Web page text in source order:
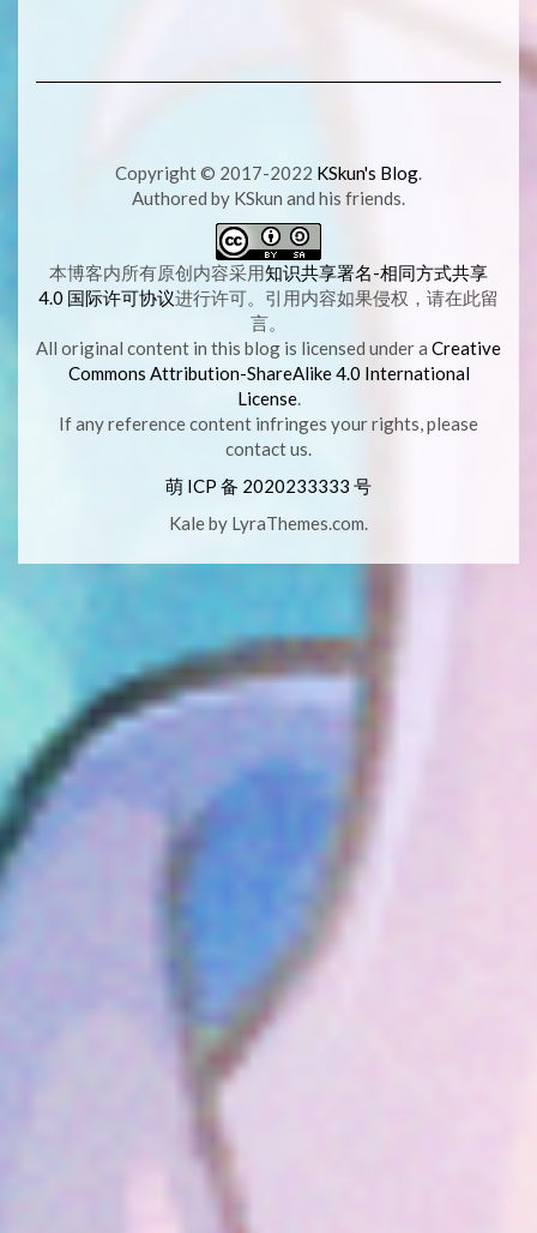
Copyright © 2017-2022 KSkun's Blog
Authored by KSkun and his friends.
本博客内所有原创内容采用知识共享署名-相同方式共享
4.0 国际许可协议进行许可。引用内容如果侵权，请在此留
言。
All original content in this blog is licensed under a Creative
Commons Attribution-ShareAlike 4.0 International
License.
If any reference content infringes your rights, please
contact us.
萌 ICP 备 2020233333 号
Kaleby LyraThemes.com.